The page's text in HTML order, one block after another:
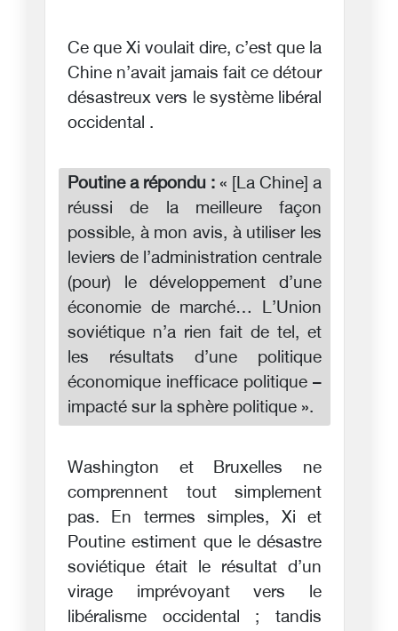
Ce que Xi voulait dire, c’est que la
Chine n’avait jamais fait ce détour
désastreux vers le système libéral
occidental .
Poutine a répondu : « [La Chine] a
réussi de la meilleure façon
possible, à mon avis, à utiliser les
leviers de l’administration centrale
(pour) le développement d’une
économie de marché… L’Union
soviétique n’a rien fait de tel, et
les résultats d’une politique
économique inefficace politique –
impacté sur la sphère politique ».
Washington et Bruxelles ne
comprennent tout simplement
pas. En termes simples, Xi et
Poutine estiment que le désastre
soviétique était le résultat d’un
virage imprévoyant vers le
libéralisme occidental ; tandis